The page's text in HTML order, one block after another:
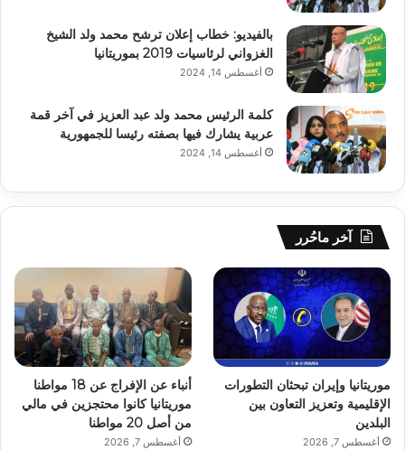
بالفيديو: خطاب إعلان ترشح محمد ولد الشيخ
الغزواني لرئاسيات 2019 بموريتانيا
أغسطس 14, 2024
كلمة الرئيس محمد ولد عبد العزيز في آخر قمة
عربية يشارك فيها بصفته رئيسا للجمهورية
أغسطس 14, 2024
آخر ماحُرر
موريتانيا وإيران تبحثان التطورات
الإقليمية وتعزيز التعاون بين
البلدين
أغسطس 7, 2026
أنباء عن الإفراج عن 18 مواطنا
موريتانيا كانوا محتجزين في مالي
من أصل 20 مواطنا
أغسطس 7, 2026